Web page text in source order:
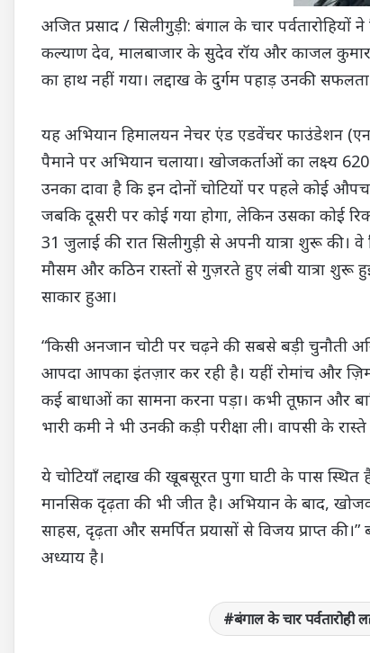
अजित प्रसाद / सिलीगुड़ी: बंगाल के चार
कल्याण देव, मालबाजार के सुदेव रॉय और काजल कुमार
का हाथ नहीं गया। लद्दाख के दुर्गम पहाड़ उनकी सफलता
यह अभियान हिमालयन नेचर एंड एडवेंचर फाउंडेशन
पैमाने पर अभियान चलाया। खोजकर्ताओं का लक्ष्य
उनका दावा है कि इन दोनों चोटियों पर पहले कोई
जबकि दूसरी पर कोई गया होगा, लेकिन उसका कोई
31 जुलाई की रात सिलीगुड़ी से अपनी यात्रा शुरू की। वे
मौसम और कठिन रास्तों से गुज़रते हुए लंबी यात्रा
साकार हुआ।
“किसी अनजान चोटी पर चढ़ने की सबसे बड़ी चुनौती
आपदा आपका इंतज़ार कर रही है। यहीं रोमांच और
कई बाधाओं का सामना करना पड़ा। कभी तूफ़ान और
भारी कमी ने भी उनकी कड़ी परीक्षा ली। वापसी के
ये चोटियाँ लद्दाख की खूबसूरत पुगा घाटी के पास
मानसिक दृढ़ता की भी जीत है। अभियान के बाद,
साहस, दृढ़ता और समर्पित प्रयासों से विजय प्राप्त
अध्याय है।
बंगाल के चार पर्वतारोही